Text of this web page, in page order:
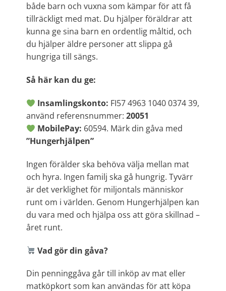
både barn och vuxna som kämpar för att få
tillräckligt med mat. Du hjälper föräldrar att
kunna ge sina barn en ordentlig måltid, och
du hjälper äldre personer att slippa gå
hungriga till sängs.
Så här kan du ge:
Insamlingskonto: FI57 4963 1040 0374 39,
använd referensnummer: 20051
MobilePay: 60594. Märk din gåva med
”Hungerhjälpen”
Ingen förälder ska behöva välja mellan mat
och hyra. Ingen familj ska gå hungrig. Tyvärr
är det verklighet för miljontals människor
runt om i världen. Genom Hungerhjälpen kan
du vara med och hjälpa oss att göra skillnad –
året runt.
Vad gör din gåva?
Din penninggåva går till inköp av mat eller
matköpkort som kan användas för att köpa